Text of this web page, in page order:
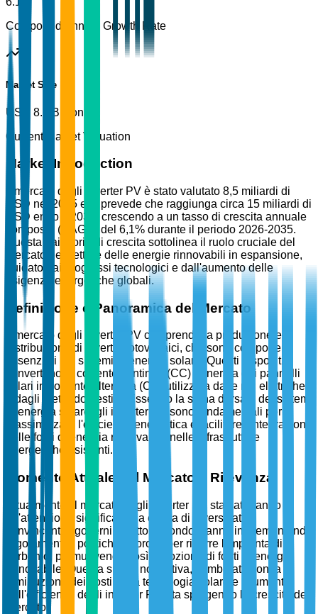
Compound Annual Growth Rate
Market Size
USD 8.5 Billion
Current Market Valuation
Market Introduction
Il mercato degli inverter PV è stato valutato 8,5 miliardi di
USD nel 2025 e si prevede che raggiunga circa 15 miliardi di
USD entro il 2035, crescendo a un tasso di crescita annuale
composto (CAGR) del 6,1% durante il periodo 2026-2035.
Questa traiettoria di crescita sottolinea il ruolo cruciale del
mercato nel settore delle energie rinnovabili in espansione,
guidato dai progressi tecnologici e dall'aumento delle
esigenze energetiche globali.
Definizione e Panoramica del Mercato
Il mercato degli inverter PV comprende la produzione e
distribuzione di inverter fotovoltaici, che sono componenti
essenziali nei sistemi di energia solare. Questi dispositivi
convertono la corrente continua (CC) generata dai pannelli
solari in corrente alternata (CA) utilizzata dalle reti elettriche
e dagli elettrodomestici. Essendo la spina dorsale dei sistemi
di energia solare, gli inverter PV sono fondamentali per
massimizzare l'efficienza energetica e facilitare l'integrazione
delle fonti di energia rinnovabile nelle infrastrutture
energetiche esistenti.
Momento Attuale del Mercato e Rilevanza
Attualmente, il mercato degli inverter PV sta catturando
un'attenzione significativa a causa di diversi fattori
convincenti. I governi di tutto il mondo stanno implementando
regolamenti e politiche rigorose per ridurre l'impronta di
carbonio, promuovendo così l'adozione di fonti di energia
rinnovabile. Questa spinta normativa, combinata con la
diminuzione dei costi della tecnologia solare e l'aumento
dell'efficienza degli inverter PV, sta spingendo la crescita del
mercato.